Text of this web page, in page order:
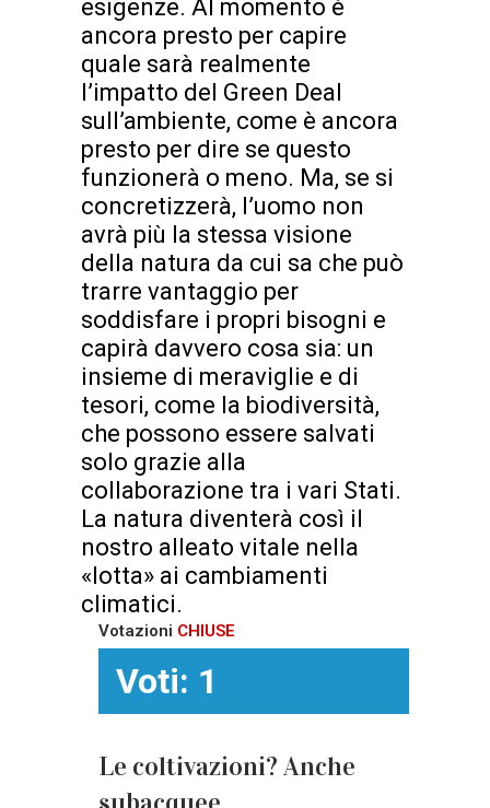
esigenze. Al momento è
ancora presto per capire
quale sarà realmente
l’impatto del Green Deal
sull’ambiente, come è ancora
presto per dire se questo
funzionerà o meno. Ma, se si
concretizzerà, l’uomo non
avrà più la stessa visione
della natura da cui sa che può
trarre vantaggio per
soddisfare i propri bisogni e
capirà davvero cosa sia: un
insieme di meraviglie e di
tesori, come la biodiversità,
che possono essere salvati
solo grazie alla
collaborazione tra i vari Stati.
La natura diventerà così il
nostro alleato vitale nella
«lotta» ai cambiamenti
climatici.
Votazioni CHIUSE
Voti: 1
Le coltivazioni? Anche